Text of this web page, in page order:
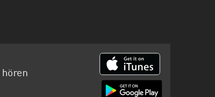
hören